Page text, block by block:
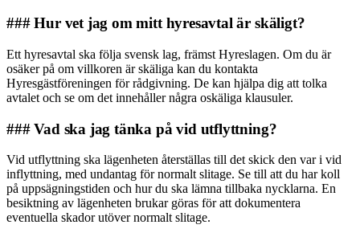
### Hur vet jag om mitt hyresavtal är skäligt?
Ett hyresavtal ska följa svensk lag, främst Hyreslagen. Om du är
osäker på om villkoren är skäliga kan du kontakta
Hyresgästföreningen för rådgivning. De kan hjälpa dig att tolka
avtalet och se om det innehåller några oskäliga klausuler.
### Vad ska jag tänka på vid utflyttning?
Vid utflyttning ska lägenheten återställas till det skick den var i vid
inflyttning, med undantag för normalt slitage. Se till att du har koll
på uppsägningstiden och hur du ska lämna tillbaka nycklarna. En
besiktning av lägenheten brukar göras för att dokumentera
eventuella skador utöver normalt slitage.